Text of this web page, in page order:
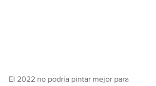
El 2022 no podría pintar mejor para